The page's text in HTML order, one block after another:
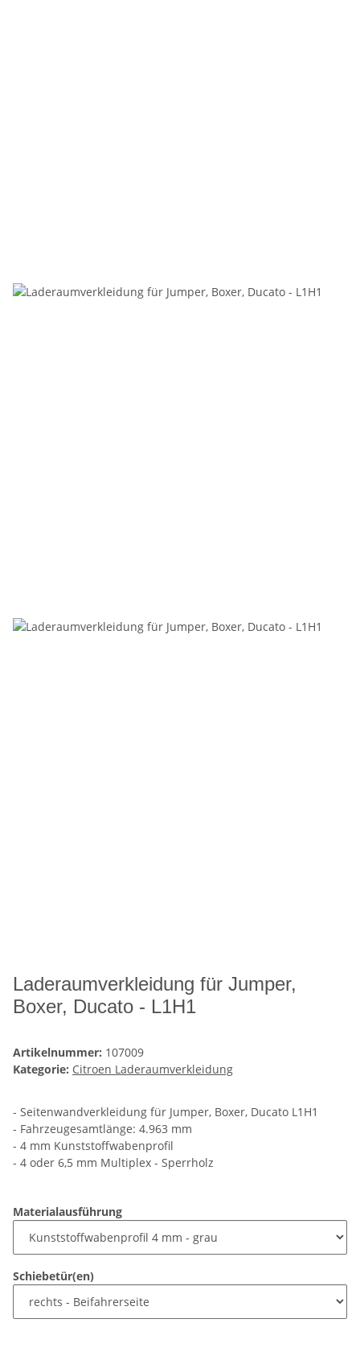
Laderaumverkleidung für Jumper,
Boxer, Ducato - L1H1
Artikelnummer: 107009
Kategorie: Citroen Laderaumverkleidung
- Seitenwandverkleidung für Jumper, Boxer, Ducato L1H1
- Fahrzeugesamtlänge: 4.963 mm
- 4 mm Kunststoffwabenprofil
- 4 oder 6,5 mm Multiplex - Sperrholz
Materialausführung
Schiebetür(en)